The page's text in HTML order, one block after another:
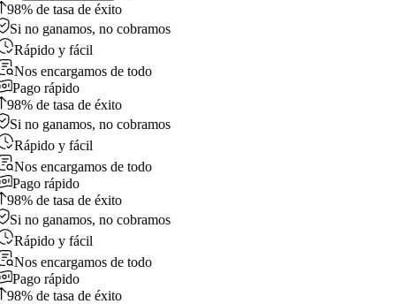
98% de tasa de éxito
Si no ganamos, no cobramos
Rápido y fácil
Nos encargamos de todo
Pago rápido
98% de tasa de éxito
Si no ganamos, no cobramos
Rápido y fácil
Nos encargamos de todo
Pago rápido
98% de tasa de éxito
Si no ganamos, no cobramos
Rápido y fácil
Nos encargamos de todo
Pago rápido
98% de tasa de éxito